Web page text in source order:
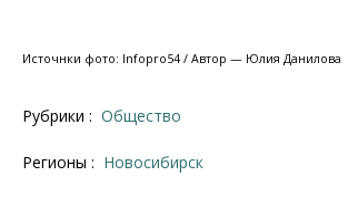
Источнки фото: Infopro54 / Автор — Юлия Данилова
Рубрики : Общество
Регионы : Новосибирск